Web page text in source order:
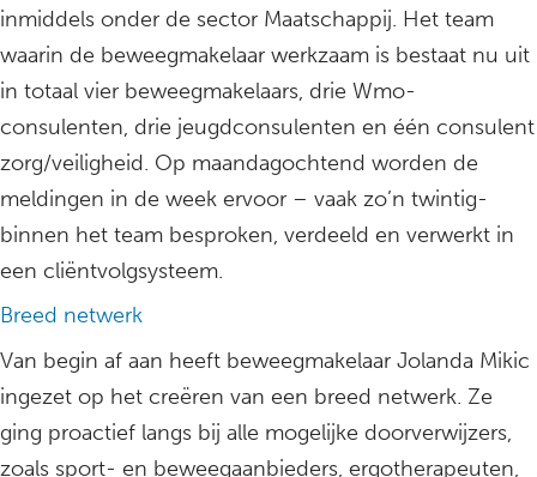
inmiddels onder de sector Maatschappij. Het team
waarin de beweegmakelaar werkzaam is bestaat nu uit
in totaal vier beweegmakelaars, drie Wmo-
consulenten, drie jeugdconsulenten en één consulent
zorg/veiligheid. Op maandagochtend worden de
meldingen in de week ervoor – vaak zo’n twintig-
binnen het team besproken, verdeeld en verwerkt in
een cliëntvolgsysteem.
Breed netwerk
Van begin af aan heeft beweegmakelaar Jolanda Mikic
ingezet op het creëren van een breed netwerk. Ze
ging proactief langs bij alle mogelijke doorverwijzers,
zoals sport- en beweegaanbieders, ergotherapeuten,